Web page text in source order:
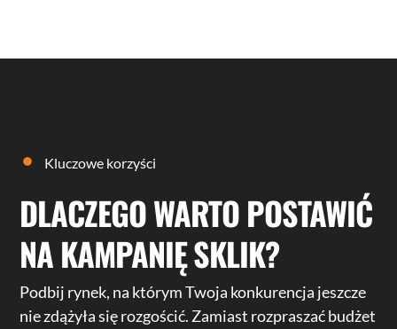
Kluczowe korzyści
DLACZEGO WARTO POSTAWIĆ
NA KAMPANIĘ SKLIK?
Podbij rynek, na którym Twoja konkurencja jeszcze
nie zdążyła się rozgościć. Zamiast rozpraszać budżet